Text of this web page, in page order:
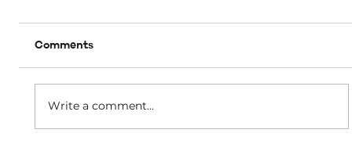
Comments
Write a comment...